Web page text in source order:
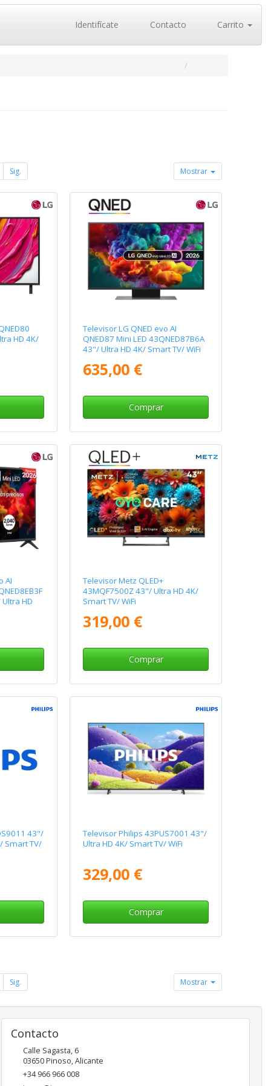
Identifícate Contacto Carrito
Sig. Mostrar
HD 4K/
Televisor LG QNED evo AI
QNED87 Mini LED 43QNED87B6A
43"/ Ultra HD 4K/ Smart TV/ WiFi
635,00 €
Comprar
AI
HD
Televisor Metz QLED+
43MQF7500Z 43"/ Ultra HD 4K/
Smart TV/ WiFi
319,00 €
Comprar
43"/
Smart TV/
Televisor Philips 43PUS7001 43"/
Ultra HD 4K/ Smart TV/ WiFi
329,00 €
Comprar
Sig. Mostrar
Contacto
Calle Sagasta, 6
03650Pinoso,Alicante
+34 966 966 008